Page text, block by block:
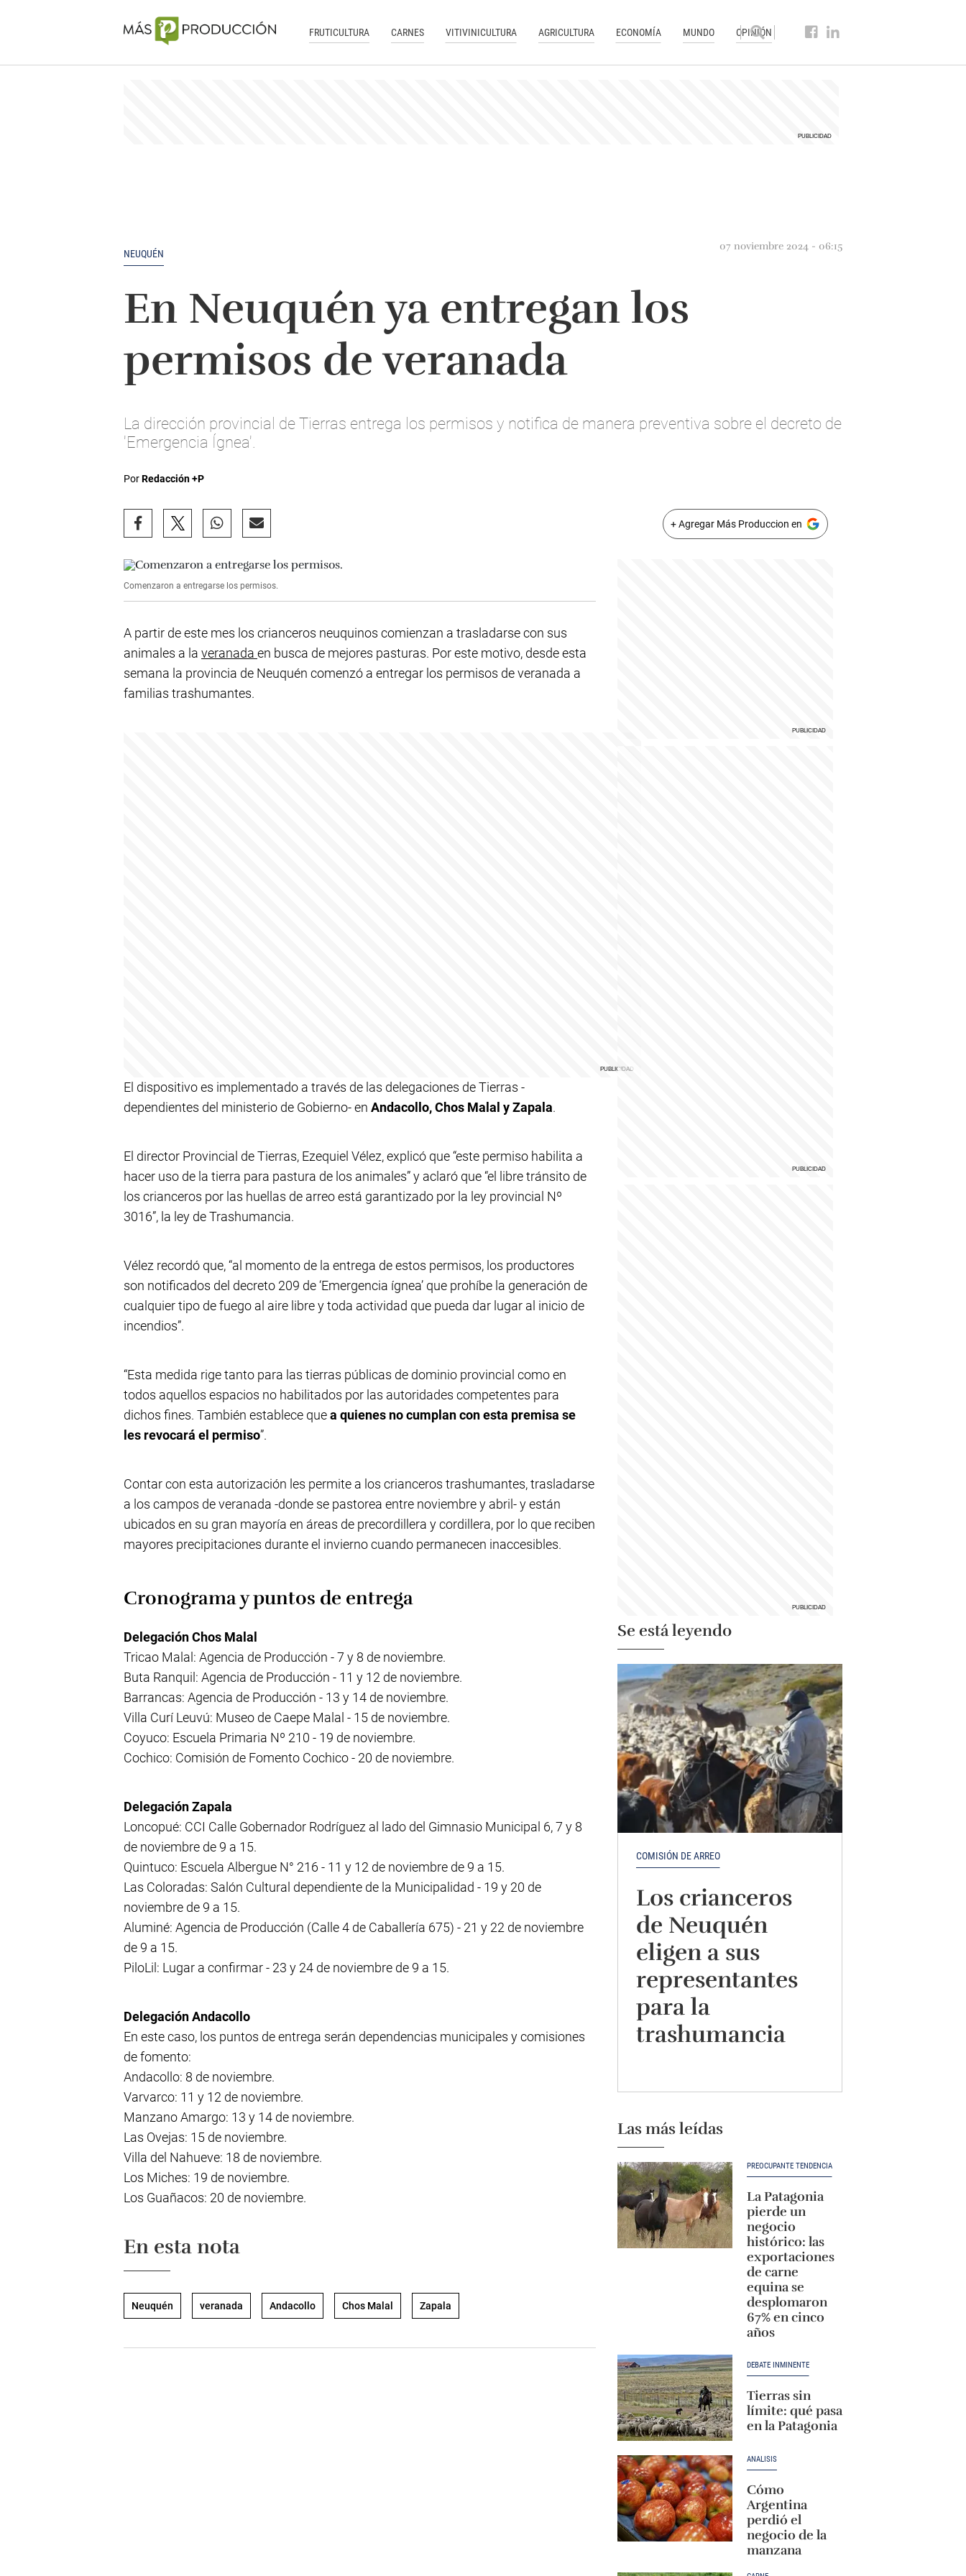
FRUTICULTURA CARNES VITIVINICULTURA AGRICULTURA ECONOMÍA MUNDO OPINIÓN
NEUQUÉN
07 noviembre 2024 - 06:15
En Neuquén ya entregan los
permisos de veranada
La dirección provincial de Tierras entrega los permisos y notifica de manera preventiva sobre el decreto de
'Emergencia Ígnea'.
PorRedacción +P
+ Agregar Más Produccion en
Comenzaron a entregarse los permisos.
A partir de este mes los crianceros neuquinos comienzan a trasladarse con sus
animales a la veranada en busca de mejores pasturas. Por este motivo, desde esta
semana la provincia de Neuquén comenzó a entregar los permisos de veranada a
familias trashumantes.
El dispositivo es implementado a través de las delegaciones de Tierras -
dependientes del ministerio de Gobierno- en Andacollo, Chos Malal y Zapala.
El director Provincial de Tierras, Ezequiel Vélez, explicó que “este permiso habilita a
hacer uso de la tierra para pastura de los animales” y aclaró que “el libre tránsito de
los crianceros por las huellas de arreo está garantizado por la ley provincial Nº
3016”, la ley de Trashumancia.
Vélez recordó que, “al momento de la entrega de estos permisos, los productores
son notificados del decreto 209 de ‘Emergencia ígnea’ que prohíbe la generación de
cualquier tipo de fuego al aire libre y toda actividad que pueda dar lugar al inicio de
incendios”.
“Esta medida rige tanto para las tierras públicas de dominio provincial como en
todos aquellos espacios no habilitados por las autoridades competentes para
dichos fines. También establece quea quienes no cumplan con esta premisa se
les revocará el permiso”.
Contar con esta autorización les permite a los crianceros trashumantes, trasladarse
a los campos de veranada -donde se pastorea entre noviembre y abril- y están
ubicados en su gran mayoría en áreas de precordillera y cordillera, por lo que reciben
mayores precipitaciones durante el invierno cuando permanecen inaccesibles.
Cronograma y puntos de entrega
Delegación Chos Malal
Tricao Malal: Agencia de Producción - 7 y 8 de noviembre.
Buta Ranquil: Agencia de Producción - 11 y 12 de noviembre.
Barrancas: Agencia de Producción - 13 y 14 de noviembre.
Villa Curí Leuvú: Museo de Caepe Malal - 15 de noviembre.
Coyuco: Escuela Primaria Nº 210 - 19 de noviembre.
Cochico: Comisión de Fomento Cochico - 20 de noviembre.
Delegación Zapala
Loncopué: CCI Calle Gobernador Rodríguez al lado del Gimnasio Municipal 6, 7 y 8
de noviembre de 9 a 15.
Quintuco: Escuela Albergue N° 216 - 11 y 12 de noviembre de 9 a 15.
Las Coloradas: Salón Cultural dependiente de la Municipalidad - 19 y 20 de
noviembre de 9 a 15.
Aluminé: Agencia de Producción (Calle 4 de Caballería 675) - 21 y 22 de noviembre
de 9 a 15.
PiloLil: Lugar a confirmar - 23 y 24 de noviembre de 9 a 15.
Delegación Andacollo
En este caso, los puntos de entrega serán dependencias municipales y comisiones
de fomento:
Andacollo: 8 de noviembre.
Varvarco: 11 y 12 de noviembre.
Manzano Amargo: 13 y 14 de noviembre.
Las Ovejas: 15 de noviembre.
Villa del Nahueve: 18 de noviembre.
Los Miches: 19 de noviembre.
Los Guañacos: 20 de noviembre.
En esta nota
Neuquén veranada Andacollo Chos Malal Zapala
Se está leyendo
COMISIÓN DE ARREO
Los crianceros
de Neuquén
eligen a sus
representantes
para la
trashumancia
Las más leídas
PREOCUPANTE TENDENCIA
La Patagonia
pierde un
negocio
histórico: las
exportaciones
de carne
equina se
desplomaron
67% en cinco
años
DEBATE INMINENTE
Tierras sin
límite: qué pasa
en la Patagonia
ANÁLISIS
Cómo
Argentina
perdió el
negocio de la
manzana